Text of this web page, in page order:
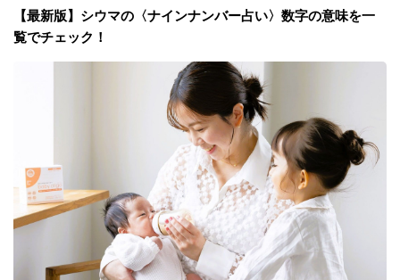
【最新版】シウマの〈ナインナンバー占い〉数字の意味を一
覧でチェック！